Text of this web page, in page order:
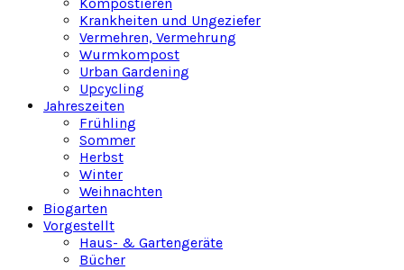
Kompostieren
Krankheiten und Ungeziefer
Vermehren, Vermehrung
Wurmkompost
Urban Gardening
Upcycling
Jahreszeiten
Frühling
Sommer
Herbst
Winter
Weihnachten
Biogarten
Vorgestellt
Haus- & Gartengeräte
Bücher